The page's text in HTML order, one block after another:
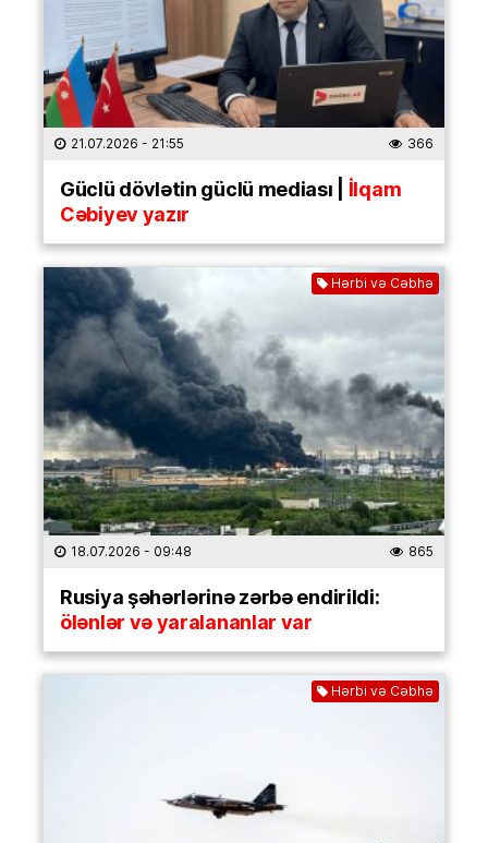
21.07.2026 - 21:55 366
Güclü dövlətin güclü mediası | İlqam
Cəbiyev yazır
Hərbi və Cəbhə
18.07.2026 - 09:48 865
Rusiya şəhərlərinə zərbə endirildi:
ölənlər və yaralananlar var
Hərbi və Cəbhə